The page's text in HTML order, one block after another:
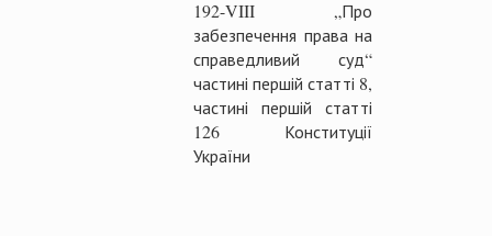
192-VIII „Про
забезпечення права на
справедливий суд“
частині першій статті 8,
частині першій статті
126 Конституції
України